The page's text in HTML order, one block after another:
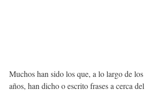
Muchos han sido los que, a lo largo de los
años, han dicho o escrito frases a cerca del